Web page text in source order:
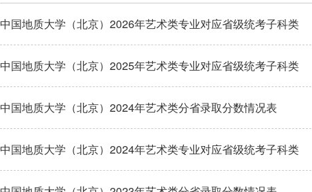
中国地质大学（北京）2026年艺术类专业对应省级统考子科类
中国地质大学（北京）2025年艺术类专业对应省级统考子科类
中国地质大学（北京）2024年艺术类分省录取分数情况表
中国地质大学（北京）2024年艺术类专业对应省级统考子科类